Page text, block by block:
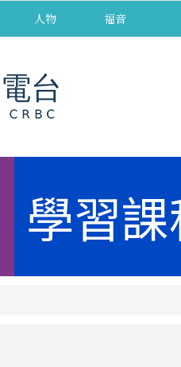
人物 福音
學習課